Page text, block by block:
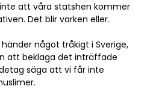
att våra statshen kommer
Det blir varken eller.
något tråkigt i Sverige,
att beklaga det inträffade
säga att vi får inte